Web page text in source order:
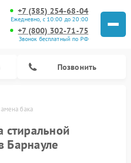
+7 (385) 254-68-04
Ежедневно, с 10:00 до 20:00
+7 (800) 302-71-75
Звонок бесплатный по РФ
Позвонить
бака
стиральной
Барнауле